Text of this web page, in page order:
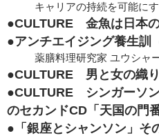
キャリアの持続を可能に
●CULTURE 金魚は日本
●アンチエイジング養生訓
薬膳料理研究家 ユウシャ
●CULTURE 男と女の織
●CULTURE シンガーソ
のセカンドCD「天国の門
●「銀座とシャンソン」そ